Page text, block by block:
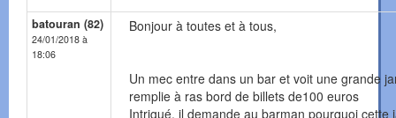
batouran (82)
24/01/2018 à
18:06
Bonjour à toutes et à tous,
Un mec entre dans un bar et voit une grande
remplie à ras bord de billets de100 euros
Intrigué, il demande au barman pourquoi cette